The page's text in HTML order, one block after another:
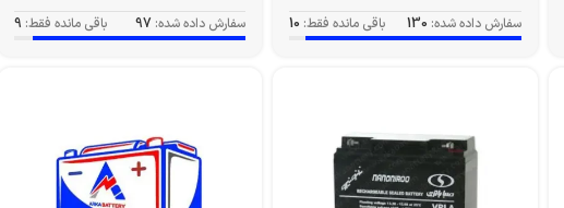
سفارش داده شده: 130 باقی مانده فقط: 10 سفارش داده شده: 97 باقی مانده فقط: 9